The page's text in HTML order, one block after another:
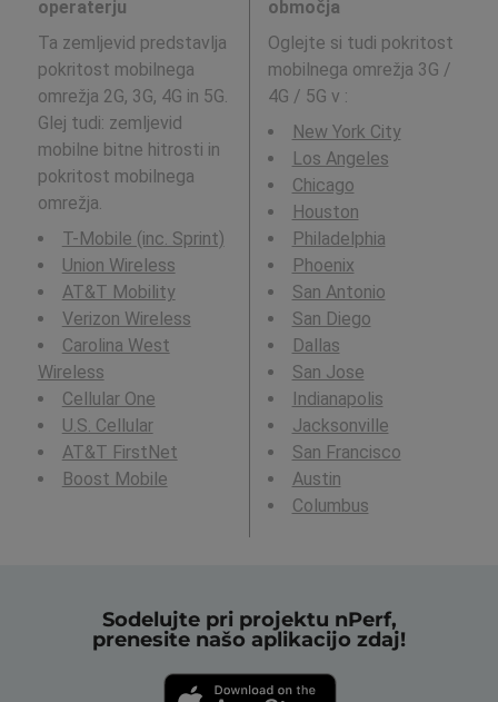
operaterju
Ta zemljevid predstavlja
pokritost mobilnega
omrežja 2G, 3G, 4G in 5G.
Glej tudi: zemljevid
mobilne bitne hitrosti in
pokritost mobilnega
omrežja.
T-Mobile (inc. Sprint)
Union Wireless
AT&T Mobility
Verizon Wireless
Carolina West
Wireless
Cellular One
U.S. Cellular
AT&T FirstNet
Boost Mobile
območja
Oglejte si tudi pokritost
mobilnega omrežja 3G /
4G / 5G v :
New York City
Los Angeles
Chicago
Houston
Philadelphia
Phoenix
San Antonio
San Diego
Dallas
San Jose
Indianapolis
Jacksonville
San Francisco
Austin
Columbus
Sodelujte pri projektu nPerf,
prenesite našo aplikacijo zdaj!